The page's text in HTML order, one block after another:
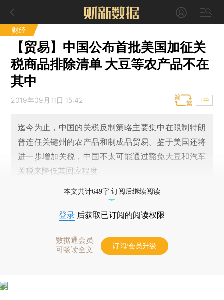
财经
【贸易】中国公布首批美国加征关
税商品排除清单 大豆等农产品不在
其中
2019年09月11日 15:42 T中
迄今为止，中国的关税反制策略主要集中在限制特朗
普连任关键州的农产品和制成品贸易。鉴于美国还将
进一步增加关税，中国不太可能通过豁免大豆和汽车
关税来降低其回应程度
本文共计649字 订阅后继续阅读
登录 后获取已订阅的阅读权限
数据通会员
可畅读全文
订阅/会员升级